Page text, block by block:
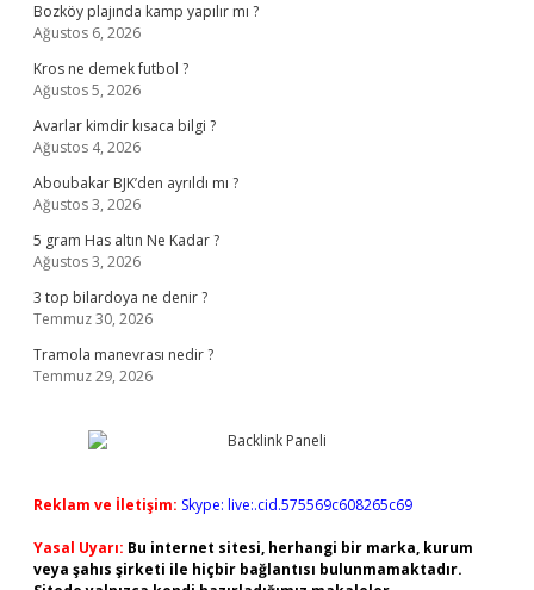
Bozköy plajında kamp yapılır mı ?
Ağustos 6, 2026
Kros ne demek futbol ?
Ağustos 5, 2026
Avarlar kimdir kısaca bilgi ?
Ağustos 4, 2026
Aboubakar BJK’den ayrıldı mı ?
Ağustos 3, 2026
5 gram Has altın Ne Kadar ?
Ağustos 3, 2026
3 top bilardoya ne denir ?
Temmuz 30, 2026
Tramola manevrası nedir ?
Temmuz 29, 2026
Reklam ve İletişim: Skype: live:.cid.575569c608265c69
Yasal Uyarı: Bu internet sitesi, herhangi bir marka, kurum
veya şahıs şirketi ile hiçbir bağlantısı bulunmamaktadır.